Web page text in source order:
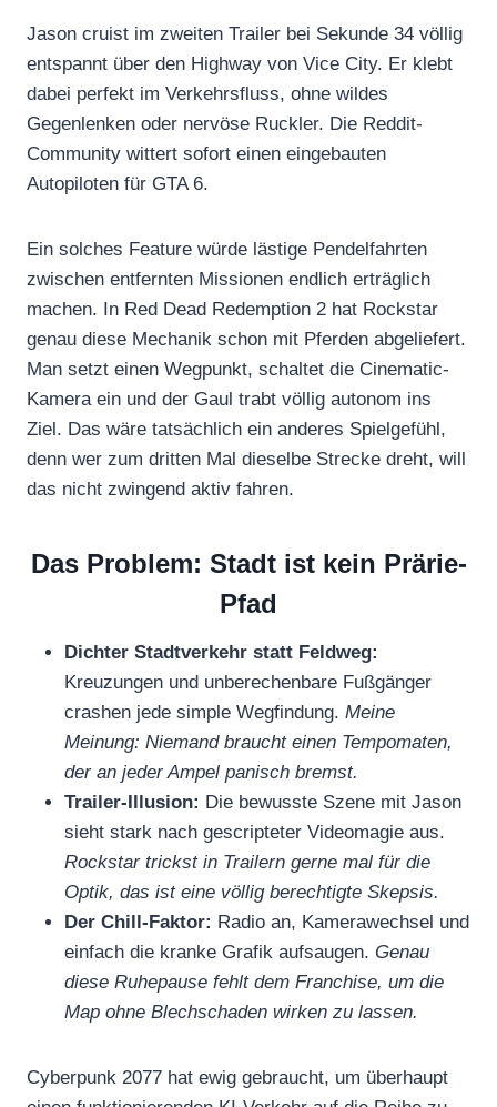
Jason cruist im zweiten Trailer bei Sekunde 34 völlig
entspannt über den Highway von Vice City. Er klebt
dabei perfekt im Verkehrsfluss, ohne wildes
Gegenlenken oder nervöse Ruckler. Die Reddit-
Community wittert sofort einen eingebauten
Autopiloten für GTA 6.
Ein solches Feature würde lästige Pendelfahrten
zwischen entfernten Missionen endlich erträglich
machen. In Red Dead Redemption 2 hat Rockstar
genau diese Mechanik schon mit Pferden abgeliefert.
Man setzt einen Wegpunkt, schaltet die Cinematic-
Kamera ein und der Gaul trabt völlig autonom ins
Ziel. Das wäre tatsächlich ein anderes Spielgefühl,
denn wer zum dritten Mal dieselbe Strecke dreht, will
das nicht zwingend aktiv fahren.
Das Problem: Stadt ist kein Prärie-
Pfad
Dichter Stadtverkehr statt Feldweg:
Kreuzungen und unberechenbare Fußgänger
crashen jede simple Wegfindung. Meine
Meinung: Niemand braucht einen Tempomaten,
der an jeder Ampel panisch bremst.
Trailer-Illusion: Die bewusste Szene mit Jason
sieht stark nach gescripteter Videomagie aus.
Rockstar trickst in Trailern gerne mal für die
Optik, das ist eine völlig berechtigte Skepsis.
Der Chill-Faktor: Radio an, Kamerawechsel und
einfach die kranke Grafik aufsaugen. Genau
diese Ruhepause fehlt dem Franchise, um die
Map ohne Blechschaden wirken zu lassen.
Cyberpunk 2077 hat ewig gebraucht, um überhaupt